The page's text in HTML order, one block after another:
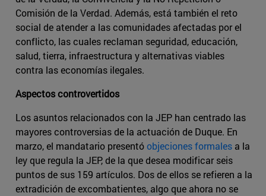
Comisión de la Verdad. Además, está también el reto
social de atender a las comunidades afectadas por el
conflicto, las cuales reclaman seguridad, educación,
salud, tierra, infraestructura y alternativas viables
contra las economías ilegales.
Aspectos controvertidos
Los asuntos relacionados con la JEP han centrado las
mayores controversias de la actuación de Duque. En
marzo, el mandatario presentóobjeciones formales a la
ley que regula la JEP, de la que desea modificar seis
puntos de sus 159 artículos. Dos de ellos se refieren a la
extradición de excombatientes, algo que ahora no se